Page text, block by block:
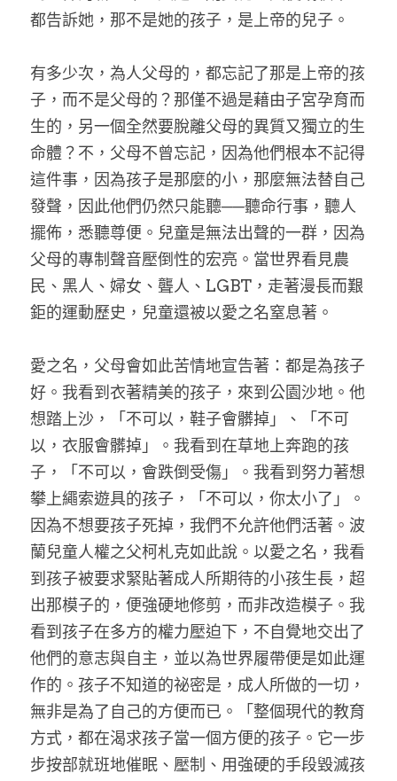
都告訴她，那不是她的孩子，是上帝的兒子。
有多少次，為人父母的，都忘記了那是上帝的孩
子，而不是父母的？那僅不過是藉由子宮孕育而
生的，另一個全然要脫離父母的異質又獨立的生
命體？不，父母不曾忘記，因為他們根本不記得
這件事，因為孩子是那麼的小，那麼無法替自己
發聲，因此他們仍然只能聽──聽命行事，聽人
擺佈，悉聽尊便。兒童是無法出聲的一群，因為
父母的專制聲音壓倒性的宏亮。當世界看見農
民、黑人、婦女、聾人、LGBT，走著漫長而艱
鉅的運動歷史，兒童還被以愛之名窒息著。
愛之名，父母會如此苦情地宣告著：都是為孩子
好。我看到衣著精美的孩子，來到公園沙地。他
想踏上沙，「不可以，鞋子會髒掉」、「不可
以，衣服會髒掉」。我看到在草地上奔跑的孩
子，「不可以，會跌倒受傷」。我看到努力著想
攀上繩索遊具的孩子，「不可以，你太小了」。
因為不想要孩子死掉，我們不允許他們活著。波
蘭兒童人權之父柯札克如此說。以愛之名，我看
到孩子被要求緊貼著成人所期待的小孩生長，超
出那模子的，便強硬地修剪，而非改造模子。我
看到孩子在多方的權力壓迫下，不自覺地交出了
他們的意志與自主，並以為世界履帶便是如此運
作的。孩子不知道的祕密是，成人所做的一切，
無非是為了自己的方便而已。「整個現代的教育
方式，都在渴求孩子當一個方便的孩子。它一步
步按部就班地催眠、壓制、用強硬的手段毀滅孩